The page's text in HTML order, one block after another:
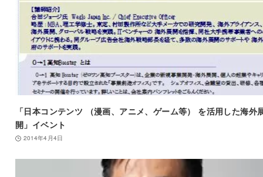
「日本コンテンツ （漫画、アニメ、ゲーム等） を活用した海外
開」イベント
2014年4月4日